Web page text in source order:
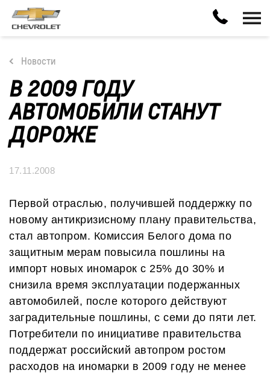
Новости
В 2009 ГОДУ
АВТОМОБИЛИ СТАНУТ
ДОРОЖЕ
17.11.2008
Первой отраслью, получившей поддержку по
новому антикризисному плану правительства,
стал автопром. Комиссия Белого дома по
защитным мерам повысила пошлины на
импорт новых иномарок с 25% до 30% и
снизила время эксплуатации подержанных
автомобилей, после которого действуют
заградительные пошлины, с семи до пяти лет.
Потребители по инициативе правительства
поддержат российский автопром ростом
расходов на иномарки в 2009 году не менее